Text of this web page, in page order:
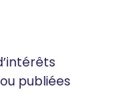
publiées